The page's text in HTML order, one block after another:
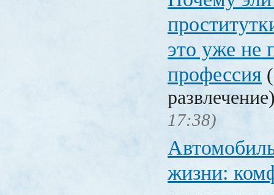
это уже не
профессия
17:38)
жизни: